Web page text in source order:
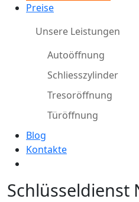
Preise
Unsere Leistungen
Autoöffnung
Schliesszylinder
Tresoröffnung
Türöffnung
Blog
Kontakte
Schlüsseldienst